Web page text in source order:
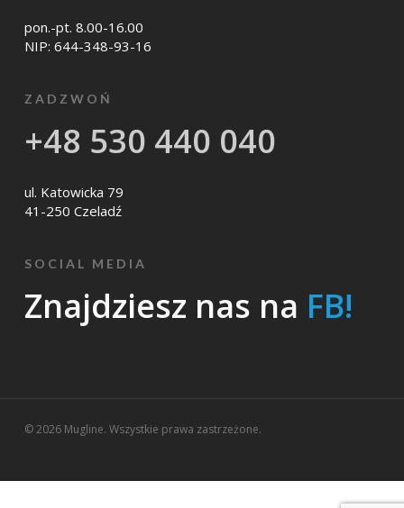
pon.-pt. 8.00-16.00
NIP: 644-348-93-16
ZADZWOŃ
+48 530 440 040
ul. Katowicka 79
41-250 Czeladź
SOCIAL MEDIA
Znajdziesz nas na FB!
© 2026 Mugline. Wszystkie prawa zastrzeżone.